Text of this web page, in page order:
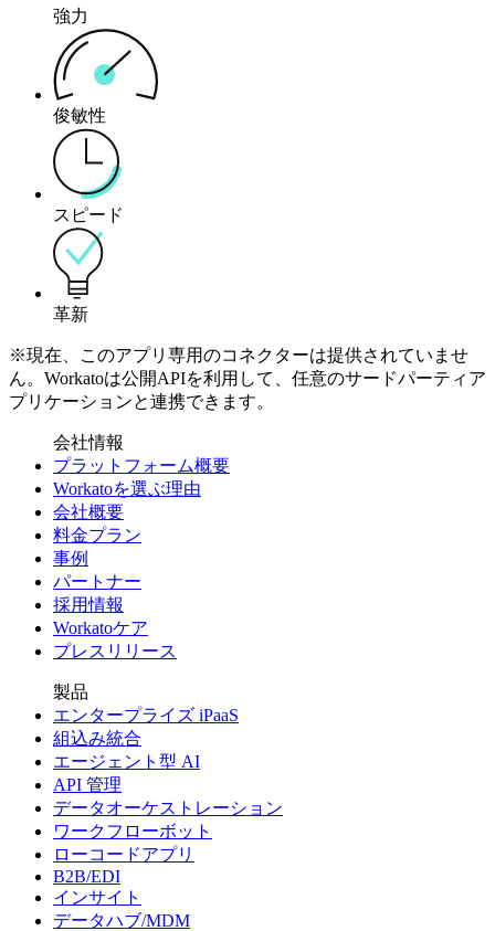
強力
俊敏性
スピード
革新
※現在、このアプリ専用のコネクターは提供されていませ
ん。Workatoは公開APIを利用して、任意のサードパーティア
プリケーションと連携できます。
会社情報
プラットフォーム概要
Workatoを選ぶ理由
会社概要
料金プラン
事例
パートナー
採用情報
Workatoケア
プレスリリース
製品
エンタープライズ iPaaS
組込み統合
エージェント型 AI
API 管理
データオーケストレーション
ワークフローボット
ローコードアプリ
B2B/EDI
インサイト
データハブ/MDM